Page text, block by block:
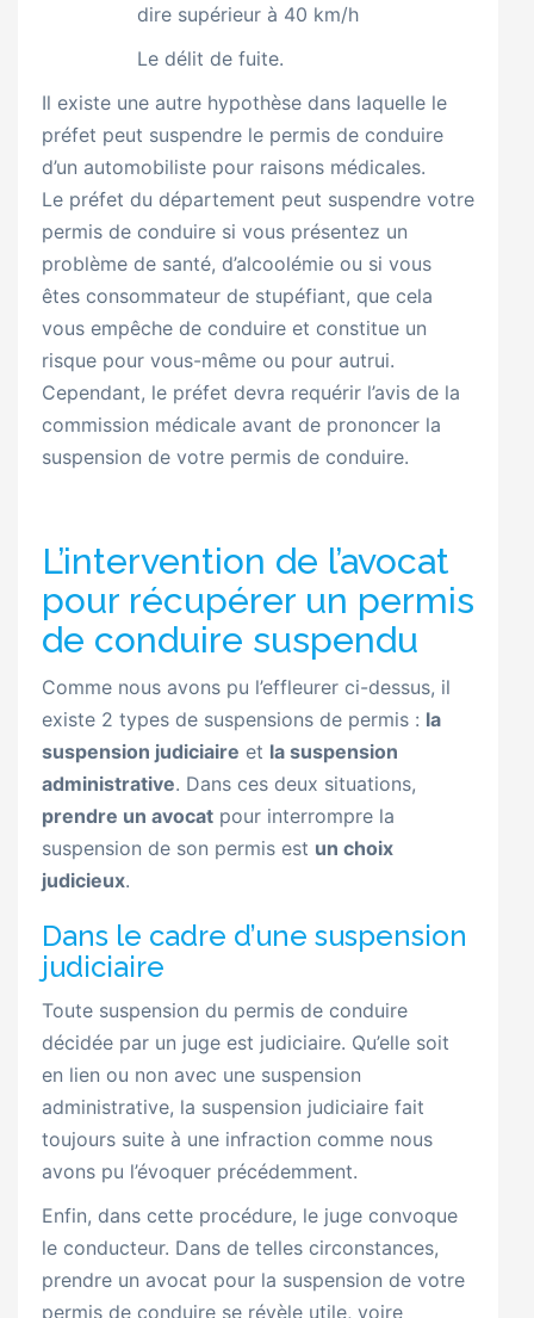
dire supérieur à 40 km/h
Le délit de fuite.
Il existe une autre hypothèse dans laquelle le
préfet peut suspendre le permis de conduire
d’un automobiliste pour raisons médicales.
Le préfet du département peut suspendre votre
permis de conduire si vous présentez un
problème de santé, d’alcoolémie ou si vous
êtes consommateur de stupéfiant, que cela
vous empêche de conduire et constitue un
risque pour vous-même ou pour autrui.
Cependant, le préfet devra requérir l’avis de la
commission médicale avant de prononcer la
suspension de votre permis de conduire.
L’intervention de l’avocat
pour récupérer un permis
de conduire suspendu
Comme nous avons pu l’effleurer ci-dessus, il
existe 2 types de suspensions de permis : la
suspension judiciaire et la suspension
administrative. Dans ces deux situations,
prendre un avocat pour interrompre la
suspension de son permis est un choix
judicieux.
Dans le cadre d’une suspension
judiciaire
Toute suspension du permis de conduire
décidée par un juge est judiciaire. Qu’elle soit
en lien ou non avec une suspension
administrative, la suspension judiciaire fait
toujours suite à une infraction comme nous
avons pu l’évoquer précédemment.
Enfin, dans cette procédure, le juge convoque
le conducteur. Dans de telles circonstances,
prendre un avocat pour la suspension de votre
permis de conduire se révèle utile, voire